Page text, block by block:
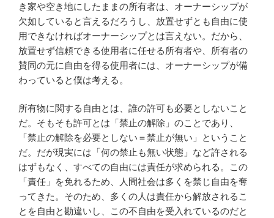
き家や空き地にしたままの所有者は、オーナーシップが
欠如していると言えるだろうし、放置せずとも自由に使
用できなければオーナーシップとは言えない。だから、
放置せず信頼できる使用者に任せる所有者や、所有者の
賛同の元に自由を得る使用者には、オーナーシップが備
わっていると僕は考える。
所有物に関する自由とは、誰の許可も必要としないこと
だ。そもそも許可とは「禁止の解除」のことであり、
「禁止の解除を必要としない＝禁止が無い」ということ
だ。だが現実には「何の禁止も無い状態」など許される
はずもなく、すべての自由には責任が求められる。この
「責任」を免れるため、人間社会は多くを禁じ自由を奪
ってきた。そのため、多くの人は責任から解放されるこ
とを自由と勘違いし、この不自由を受入れているのだと